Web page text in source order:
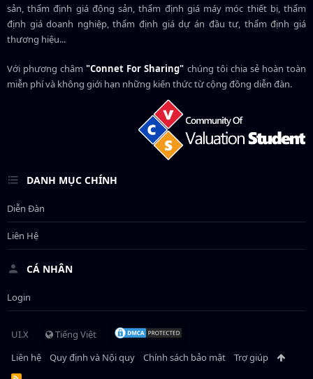
sản, thẩm định giá động sản, thẩm định giá máy móc thiết bị, thẩm
định giá doanh nghiệp, thẩm định giá dự án đầu tư, thẩm định giá
thương hiệu...
Với phương châm"Connet For Sharing" chúng tôi chia sẻ hoàn toàn
miễn phí và không giới hạn những kiến thức từ cộng đồng diễn đàn.
DANH MỤC CHÍNH
Diễn Đàn
Liên Hệ
CÁ NHÂN
Login
UI.X
Tiếng Việt
Liên hệ
Quy định và Nội quy Chính sách bảo mật Trợ giúp